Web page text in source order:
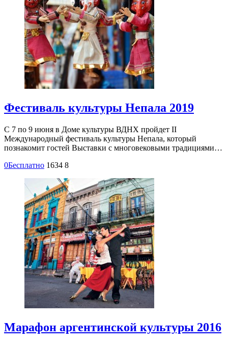
Фестиваль культуры Непала 2019
С 7 по 9 июня в Доме культуры ВДНХ пройдет II
Международный фестиваль культуры Непала, который
познакомит гостей Выставки с многовековыми традициями…
0Бесплатно 1634 8
Марафон аргентинской культуры 2016